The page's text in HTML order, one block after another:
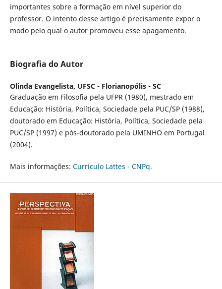
importantes sobre a formação em nível superior do
professor. O intento desse artigo é precisamente expor o
modo pelo qual o autor promoveu esse apagamento.
Biografia do Autor
Olinda Evangelista, UFSC - Florianopólis - SC
Graduação em Filosofia pela UFPR (1980), mestrado em
Educação: História, Política, Sociedade pela PUC/SP (1988),
doutorado em Educação: História, Política, Sociedade pela
PUC/SP (1997) e pós-doutorado pela UMINHO em Portugal
(2004).
Mais informações: Currículo Lattes - CNPq.